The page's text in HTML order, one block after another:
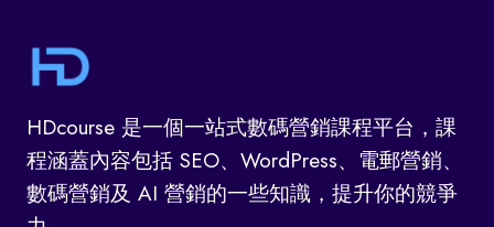
HDcourse 是一個一站式數碼營銷課程平台，課
程涵蓋內容包括 SEO、WordPress、電郵營銷、
數碼營銷及 AI 營銷的一些知識，提升你的競爭